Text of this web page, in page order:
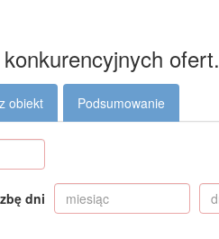
ofert.
obiekt Podsumowanie
dni